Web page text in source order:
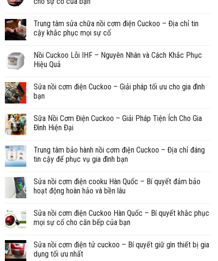
Trung tâm sửa chữa nồi cơm điện Cuckoo – Địa chỉ tin
cậy khắc phục mọi sự cố
Nồi Cuckoo Lỗi IHF – Nguyên Nhân và Cách Khắc Phục
Hiệu Quả
Sửa nồi cơm điện Cuckoo – Giải pháp tối ưu cho gia đình
bạn
Sữa Nồi Cơm Điện Cuckoo – Giải Pháp Tiện Ích Cho Gia
Đình Hiện Đại
Trung tâm bảo hành nồi cơm điện Cuckoo – Địa chỉ đáng
tin cậy để phục vụ gia đình bạn
Sửa nồi cơm điện cooku Hàn Quốc – Bí quyết đảm bảo
hoạt động hoàn hảo và bền lâu
Sửa nồi cơm điện Cuckoo Hàn Quốc – Bí quyết khắc phục
mọi sự cố cho căn bếp của bạn
Sửa nồi cơm điện tử cuckoo – Bí quyết giữ gìn thiết bị gia
dụng tối ưu nhất